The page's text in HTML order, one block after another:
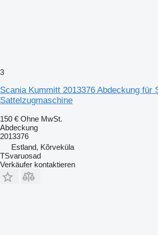
3
Scania Kummitt 2013376 Abdeckung für
Sattelzugmaschine
150 € Ohne MwSt.
Abdeckung
2013376
Estland, Kõrveküla
TSvaruosad
Verkäufer kontaktieren